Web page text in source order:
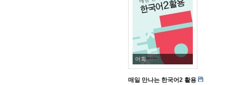
어학
매일 만나는 한국어2 활용